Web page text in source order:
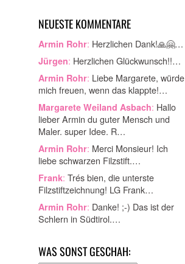
NEUESTE KOMMENTARE
Armin Rohr: Herzlichen Dank!🙏🤗…
Jürgen: Herzlichen Glückwunsch!!…
Armin Rohr: Liebe Margarete, würde
mich freuen, wenn das klappte!…
Margarete Weiland Asbach: Hallo
lieber Armin du guter Mensch und
Maler. super Idee. R…
Armin Rohr: Merci Monsieur! Ich
liebe schwarzen Filzstift.…
Frank: Trés bien, die unterste
Filzstiftzeichnung! LG Frank…
Armin Rohr: Danke! ;-) Das ist der
Schlern in Südtirol.…
WAS SONST GESCHAH: